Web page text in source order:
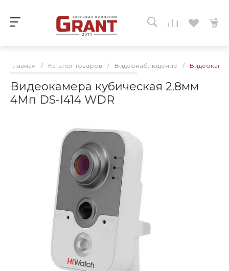
Главная / Каталог товаров / Видеонаблюдение /
Видеокамера кубическая 2.8мм
4Мп DS-I414 WDR